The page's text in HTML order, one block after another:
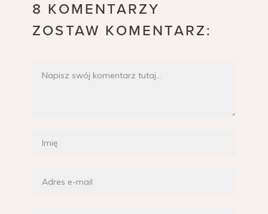
8 KOMENTARZY
ZOSTAW KOMENTARZ: